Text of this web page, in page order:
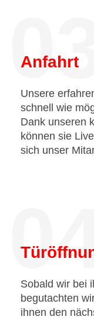
03.
Anfahrt
Unsere
schnell wie
Dank unseren
können sie
sich unser
Sobald wir bei
begutachten
ihnen den